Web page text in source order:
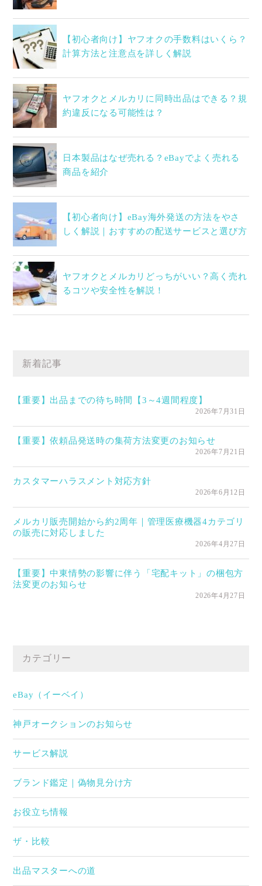
【初心者向け】ヤフオクの手数料はいくら？
計算方法と注意点を詳しく解説
ヤフオクとメルカリに同時出品はできる？規
約違反になる可能性は？
日本製品はなぜ売れる？eBayでよく売れる
商品を紹介
【初心者向け】eBay海外発送の方法をやさ
しく解説｜おすすめの配送サービスと選び方
ヤフオクとメルカリどっちがいい？高く売れ
るコツや安全性を解説！
新着記事
【重要】出品までの待ち時間【3～4週間程度】
2026年7月31日
【重要】依頼品発送時の集荷方法変更のお知らせ
2026年7月21日
カスタマーハラスメント対応方針
2026年6月12日
メルカリ販売開始から約2周年｜管理医療機器4カテゴリ
の販売に対応しました
2026年4月27日
【重要】中東情勢の影響に伴う「宅配キット」の梱包方
法変更のお知らせ
2026年4月27日
カテゴリー
eBay（イーベイ）
神戸オークションのお知らせ
サービス解説
ブランド鑑定｜偽物見分け方
お役立ち情報
ザ・比較
出品マスターへの道